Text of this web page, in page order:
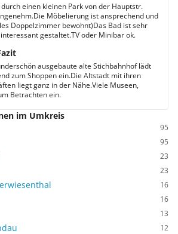
einen kleinen Park von der Hauptstr.
Möbelierung ist ansprechend und
Doppelzimmer bewohnt)Das Bad ist sehr
gestaltet.TV oder Minibar ok.
ausgebaute alte Stichbahnhof lädt
zum Shoppen ein.Die Altstadt mit ihren
liegt ganz in der Nähe.Viele Museen,
Betrachten ein.
im Umkreis
95
95
23
23
16
16
13
12